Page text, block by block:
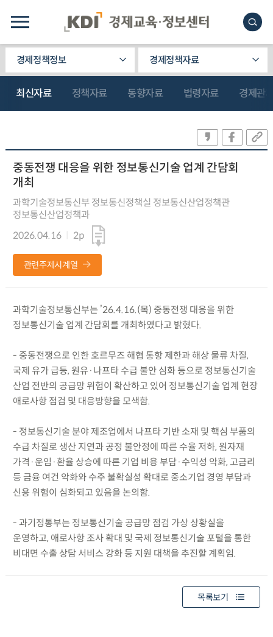
경제정책정보 경제정책자료
최신자료 정책자료 동향자료 법령자료 경제관
중동전쟁 대응을 위한 정보통신기술 업계 간담회
개최
과학기술정보통신부 정보통신정책실 정보통신산업정책관
정보통신산업정책과
2026.04.16
2p
관련주제시계열
과학기술정보통신부는 ’26.4.16.(목) 중동전쟁 대응을 위한
정보통신기술 업계 간담회를 개최하였다고 밝혔다.
- 중동전쟁으로 인한 호르무즈 해협 통항 제한과 해상 물류 차질,
국제 유가 급등, 원유·나프타 수급 불안 심화 등으로 정보통신기술
산업 전반의 공급망 위험이 확산하고 있어 정보통신기술 업계 현장
애로사항 점검 및 대응방향을 모색함.
- 정보통신기술 분야 제조업에서 나프타 기반 소재 및 핵심 부품의
수급 차질로 생산 지연과 공정 불안정에 따른 수율 저하, 원자재
가격·운임·환율 상승에 따른 기업 비용 부담·수익성 악화, 고금리
등 금융 여건 악화와 수주 불확실성 확대로 중소기업 경영 부담과
신용 위험이 심화되고 있음을 논의함.
- 과기정통부는 정보통신기술 공급망 점검 가상 상황실을
운영하고, 애로사항 조사 확대 및 국제 정보통신기술 포털을 통한
비대면 수출 상담 서비스 강화 등 지원 대책을 추진할 계획임.
목록보기